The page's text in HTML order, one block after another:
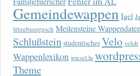
Gemeindewappen Igel
lëtzebuergesch Meilensteine
Schlußstein studentisches Velo veloh
Wappenlexikon wiesel.lu
Theme